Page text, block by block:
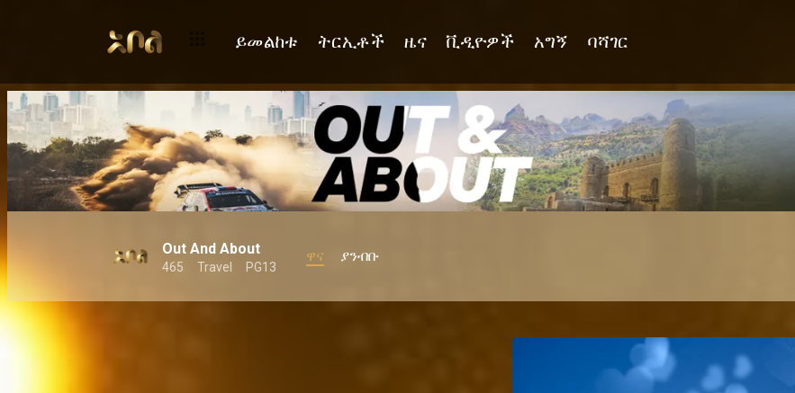
ይመልከቱ ትርኢቶች ዜና ቪዲዮዎች አግኝ ባሻገር
Out And About
465 Travel PG13
ዋና ያንብቡ